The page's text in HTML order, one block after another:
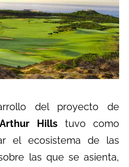
del proyecto de
Arthur Hills tuvo como
el ecosistema de las
las que se asienta,